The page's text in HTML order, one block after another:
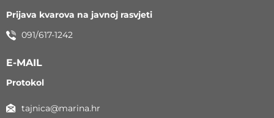
Prijava kvarova na javnoj rasvjeti
091/617-1242
E-MAIL
Protokol
tajnica@marina.hr